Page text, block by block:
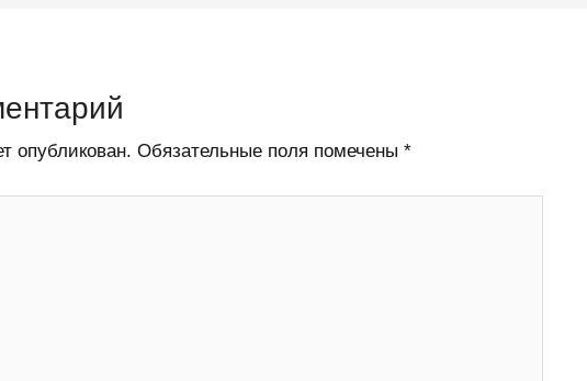
опубликован. Обязательные поля помечены*